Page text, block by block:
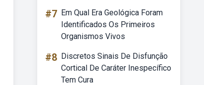
#7 Em Qual Era Geológica Foram
Identificados Os Primeiros
Organismos Vivos
#8 Discretos Sinais De Disfunção
Cortical De Caráter Inespecífico
Tem Cura